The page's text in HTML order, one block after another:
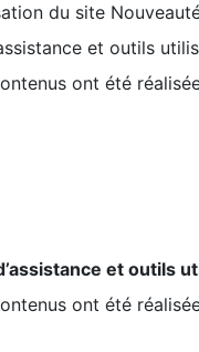
du site
et outils
ont été
et outils
ont été